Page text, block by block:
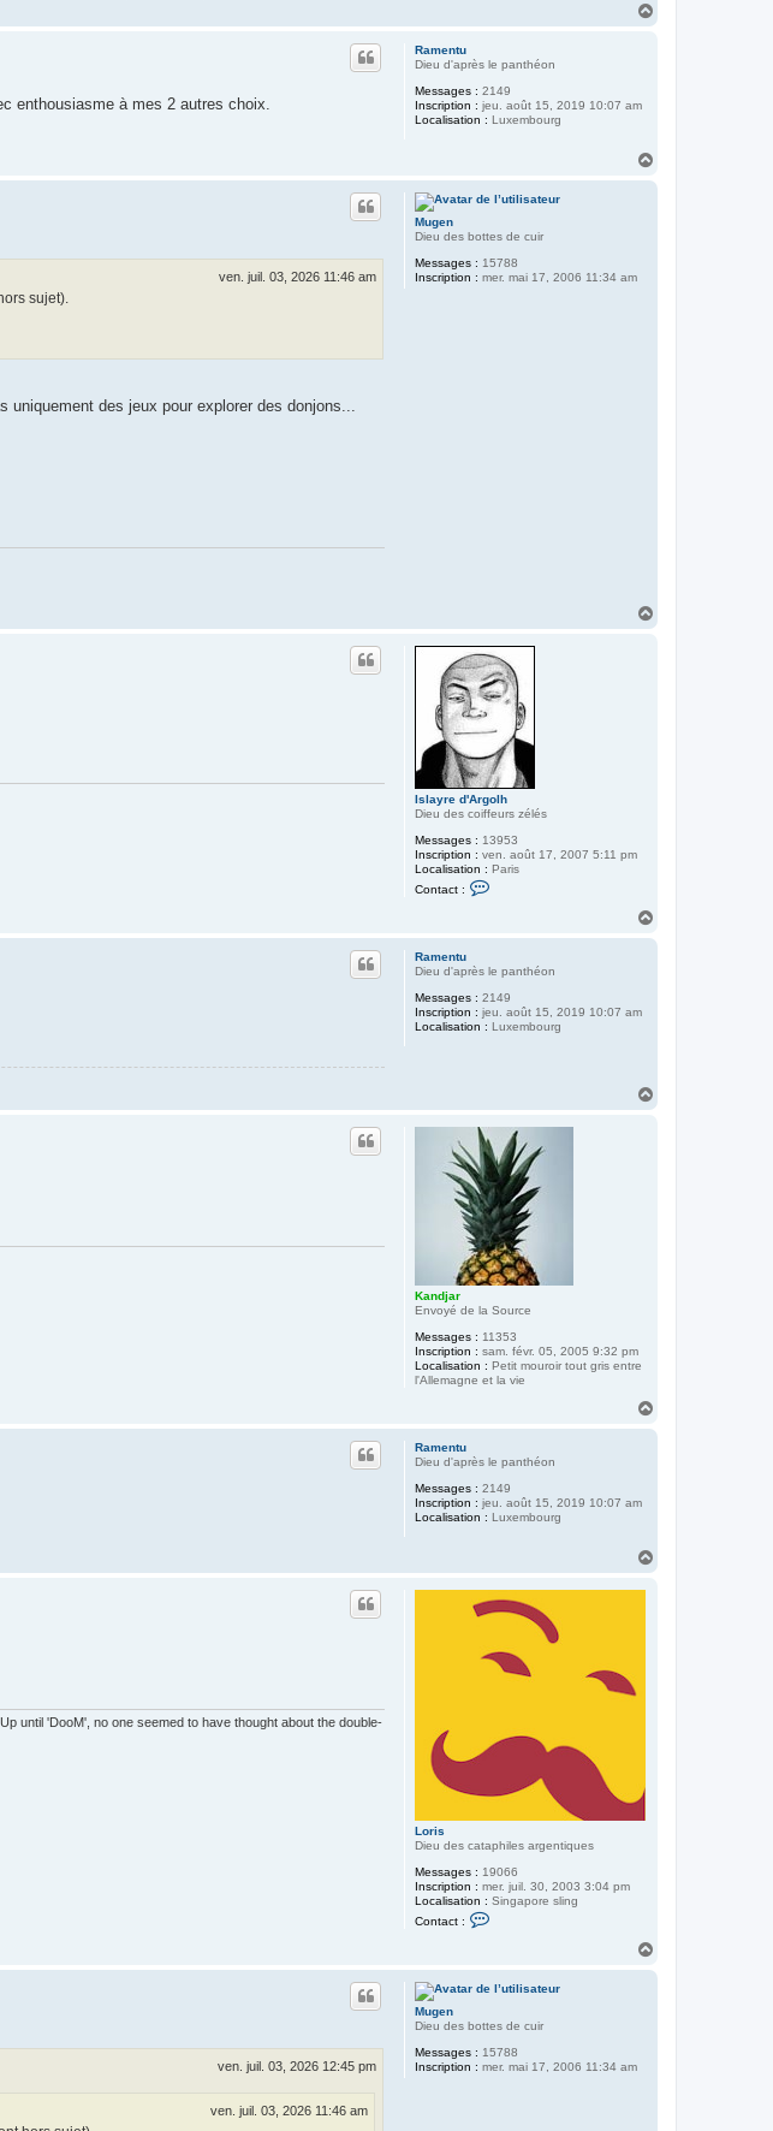
Ramentu
Dieu d'après le panthéon
Messages : 2149
Inscription : jeu. août 15, 2019 10:07 am
Localisation : Luxembourg
enthousiasme à mes 2 autres choix.
Mugen
Dieu des bottes de cuir
Messages : 15788
Inscription : mer. mai 17, 2006 11:34 am
ven. juil. 03, 2026 11:46 am
sujet).
des jeux pour explorer des donjons...
Islayre d'Argolh
Dieu des coiffeurs zélés
Messages : 13953
Inscription : ven. août 17, 2007 5:11 pm
Localisation : Paris
Contact :
a
t
r
I
s
d
'
r
g
o
l
h
Ramentu
Dieu d'après le panthéon
Messages : 2149
Inscription : jeu. août 15, 2019 10:07 am
Localisation : Luxembourg
Kandjar
Envoyé de la Source
Messages : 11353
Inscription : sam. févr. 05, 2005 9:32 pm
Localisation : Petit mouroir tout gris entre
l'Allemagne et la vie
Ramentu
Dieu d'après le panthéon
Messages : 2149
Inscription : jeu. août 15, 2019 10:07 am
Localisation : Luxembourg
Loris
Dieu des cataphiles argentiques
Messages : 19066
Inscription : mer. juil. 30, 2003 3:04 pm
Localisation : Singapore sling
Contact :
a
c
r
o
r
until 'DooM', no one seemed to have thought about the double-
Mugen
Dieu des bottes de cuir
Messages : 15788
Inscription : mer. mai 17, 2006 11:34 am
ven. juil. 03, 2026 12:45 pm
ven. juil. 03, 2026 11:46 am